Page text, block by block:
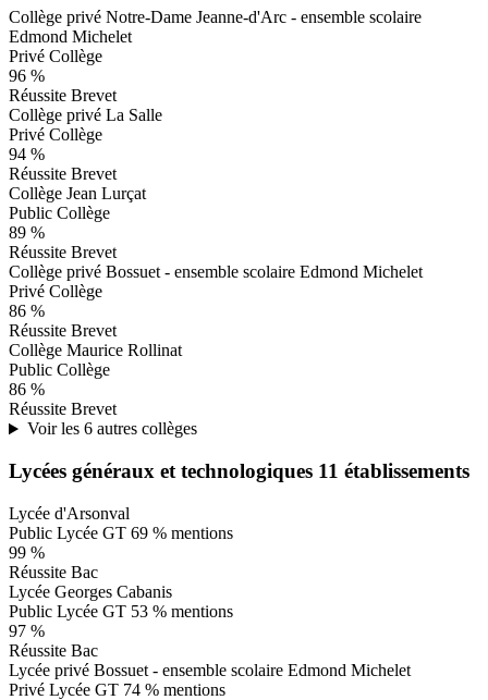
Collège privé Notre-Dame Jeanne-d'Arc - ensemble scolaire
Edmond Michelet
Privé Collège
96 %
Réussite Brevet
Collège privé La Salle
Privé Collège
94 %
Réussite Brevet
Collège Jean Lurçat
Public Collège
89 %
Réussite Brevet
Collège privé Bossuet - ensemble scolaire Edmond Michelet
Privé Collège
86 %
Réussite Brevet
Collège Maurice Rollinat
Public Collège
86 %
Réussite Brevet
Voir les 6 autres collèges
Lycées généraux et technologiques 11 établissements
Lycée d'Arsonval
Public Lycée GT 69 % mentions
99 %
Réussite Bac
Lycée Georges Cabanis
Public Lycée GT 53 % mentions
97 %
Réussite Bac
Lycée privé Bossuet - ensemble scolaire Edmond Michelet
Privé Lycée GT 74 % mentions